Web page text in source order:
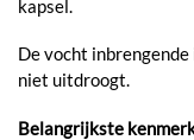
kapsel.
De vocht
niet uitdroogt.
Belangrijkste